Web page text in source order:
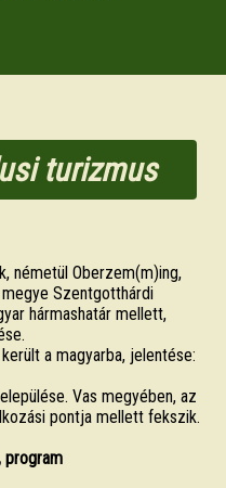
turizmus
németül Oberzem(m)ing,
Szentgotthárdi
hármashatár mellett,
a magyarba, jelentése:
Vas megyében, az
pontja mellett fekszik.
program